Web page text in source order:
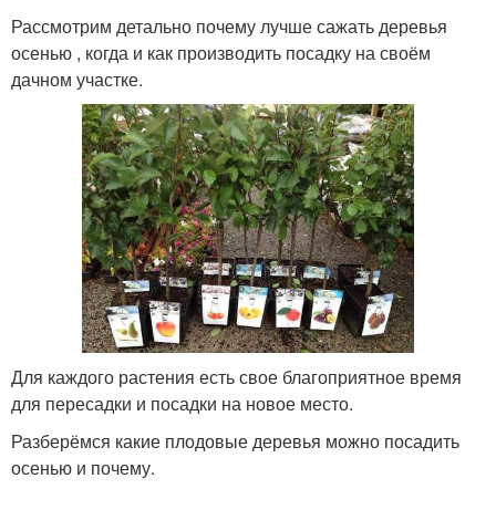
Рассмотрим детально почему лучше сажать деревья
осенью , когда и как производить посадку на своём
дачном участке.
Для каждого растения есть свое благоприятное время
для пересадки и посадки на новое место.
Разберёмся какие плодовые деревья можно посадить
осенью и почему.